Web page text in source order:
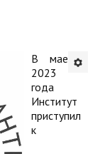
В мае
2023
года
Институт
приступил
к